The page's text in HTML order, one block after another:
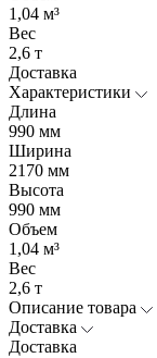
1,04 м³
Вес
2,6 т
Доставка
Характеристики
Длина
990 мм
Ширина
2170 мм
Высота
990 мм
Объем
1,04 м³
Вес
2,6 т
Описание товара
Доставка
Доставка